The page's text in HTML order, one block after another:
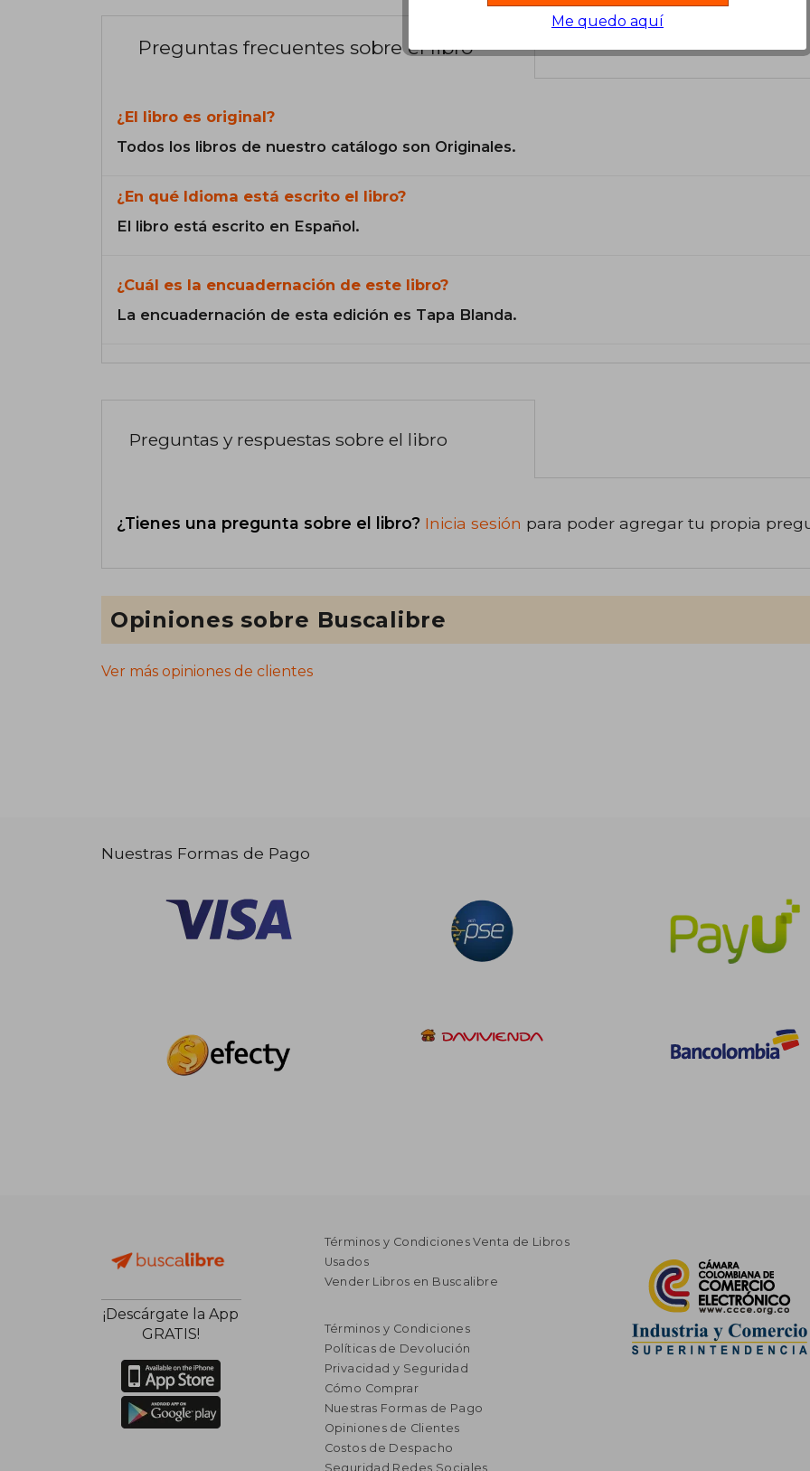
Preguntas frecuentes sobre el libro
¿El libro es original?
Todos los libros de nuestro catálogo son Originales.
¿En qué Idioma está escrito el libro?
El libro está escrito en Español.
¿Cuál es la encuadernación de este libro?
La encuadernación de esta edición es Tapa Blanda.
Preguntas y respuestas sobre el libro
¿Tienes una pregunta sobre el libro? Inicia sesión para poder agregar tu propia
Opiniones sobre Buscalibre
Ver más opiniones de clientes
Nuestras Formas de Pago
¡Descárgate la App
GRATIS!
Términos y Condiciones Venta de Libros
Usados
Vender Libros en Buscalibre
Términos y Condiciones
Políticas de Devolución
Privacidad y Seguridad
Cómo Comprar
Nuestras Formas de Pago
Opiniones de Clientes
Costos de Despacho
Seguridad Redes Sociales
Me quedo aquí